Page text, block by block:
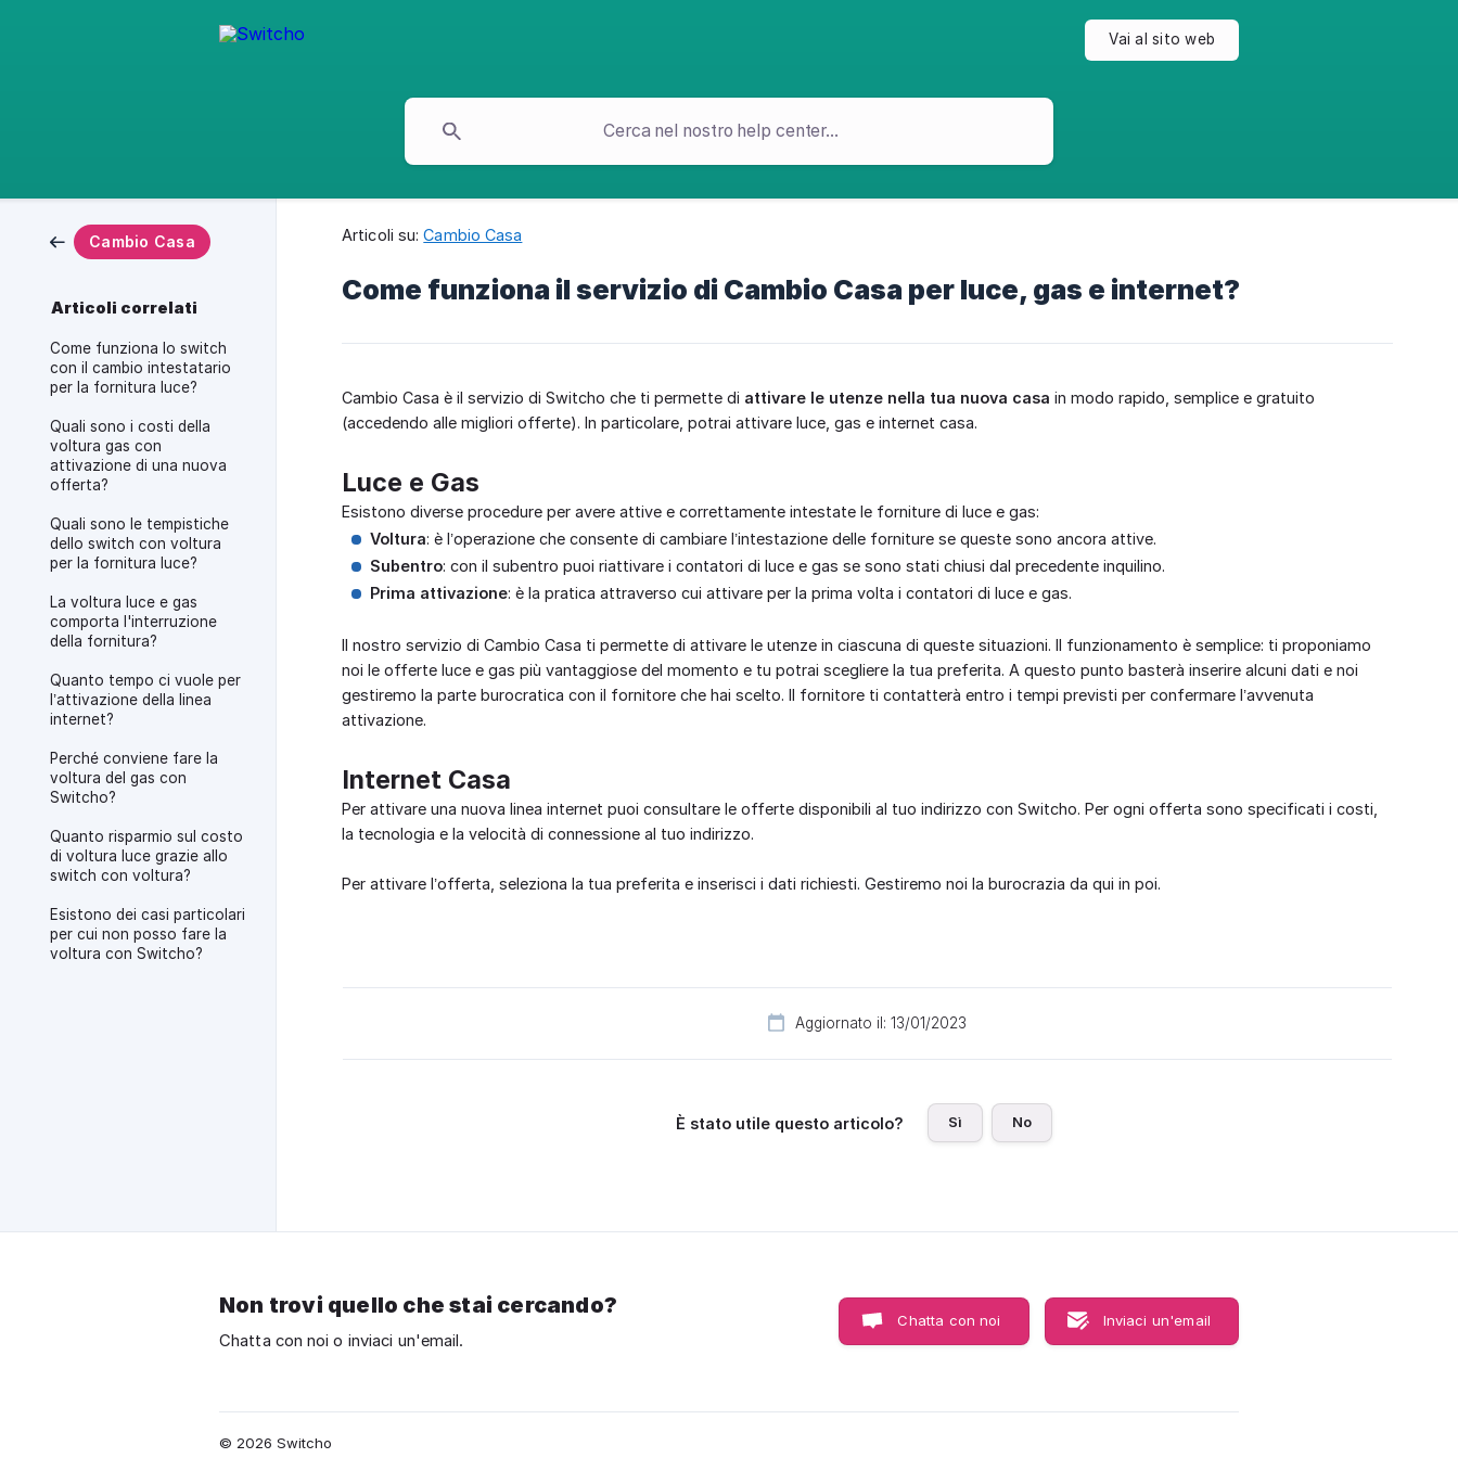
Vai al sito web
Cambio Casa
Articoli correlati
Come funziona lo switch
con il cambio intestatario
per la fornitura luce?
Quali sono i costi della
voltura gas con
attivazione di una nuova
offerta?
Quali sono le tempistiche
dello switch con voltura
per la fornitura luce?
La voltura luce e gas
comporta l'interruzione
della fornitura?
Quanto tempo ci vuole per
l’attivazione della linea
internet?
Perché conviene fare la
voltura del gas con
Switcho?
Quanto risparmio sul costo
di voltura luce grazie allo
switch con voltura?
Esistono dei casi particolari
per cui non posso fare la
voltura con Switcho?
Articoli su: Cambio Casa
Come funziona il servizio di Cambio Casa per luce, gas e internet?
Cambio Casa è il servizio di Switcho che ti permette di attivare le utenze nella tua nuova casa in modo rapido, semplice e gratuito
(accedendo alle migliori offerte). In particolare, potrai attivare luce, gas e internet casa.
Luce e Gas
Esistono diverse procedure per avere attive e correttamente intestate le forniture di luce e gas:
Voltura: è l’operazione che consente di cambiare l’intestazione delle forniture se queste sono ancora attive.
Subentro: con il subentro puoi riattivare i contatori di luce e gas se sono stati chiusi dal precedente inquilino.
Prima attivazione: è la pratica attraverso cui attivare per la prima volta i contatori di luce e gas.
Il nostro servizio di Cambio Casa ti permette di attivare le utenze in ciascuna di queste situazioni. Il funzionamento è semplice: ti proponiamo
noi le offerte luce e gas più vantaggiose del momento e tu potrai scegliere la tua preferita. A questo punto basterà inserire alcuni dati e noi
gestiremo la parte burocratica con il fornitore che hai scelto. Il fornitore ti contatterà entro i tempi previsti per confermare l’avvenuta
attivazione.
Internet Casa
Per attivare una nuova linea internet puoi consultare le offerte disponibili al tuo indirizzo con Switcho. Per ogni offerta sono specificati i costi,
la tecnologia e la velocità di connessione al tuo indirizzo.
Per attivare l’offerta, seleziona la tua preferita e inserisci i dati richiesti. Gestiremo noi la burocrazia da qui in poi.
Aggiornato il: 13/01/2023
È stato utile questo articolo? Sì No
Non trovi quello che stai cercando?
Chatta con noi o inviaci un'email.
Chatta con noi Inviaci un'email
© 2026 Switcho